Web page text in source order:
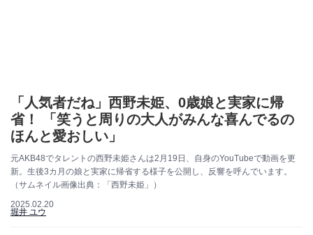
「人気者だね」西野未姫、0歳娘と実家に帰
省！ 「笑うと周りの大人がみんな喜んでるの
ほんと愛おしい」
元AKB48でタレントの西野未姫さんは2月19日、自身のYouTubeで動画を更
新。生後3カ月の娘と実家に帰省する様子を公開し、反響を呼んでいます。
（サムネイル画像出典：「西野未姫」）
2025.02.20
堀井 ユウ